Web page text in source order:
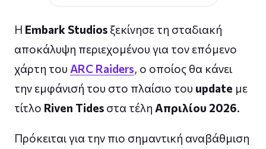
Η Embark Studios ξεκίνησε τη σταδιακή
αποκάλυψη περιεχομένου για τον επόμενο
χάρτη του ARC Raiders, ο οποίος θα κάνει
την εμφάνισή του στο πλαίσιο του update με
τίτλο Riven Tides στα τέλη Απριλίου 2026.
Πρόκειται για την πιο σημαντική αναβάθμιση